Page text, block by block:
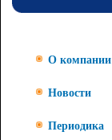
О компании
Новости
Периодика